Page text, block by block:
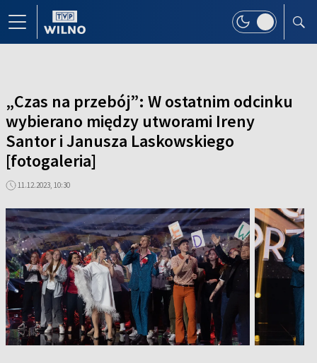
„Czas na przebój”: W ostatnim odcinku
wybierano między utworami Ireny
Santor i Janusza Laskowskiego
[fotogaleria]
11.12.2023, 10:30